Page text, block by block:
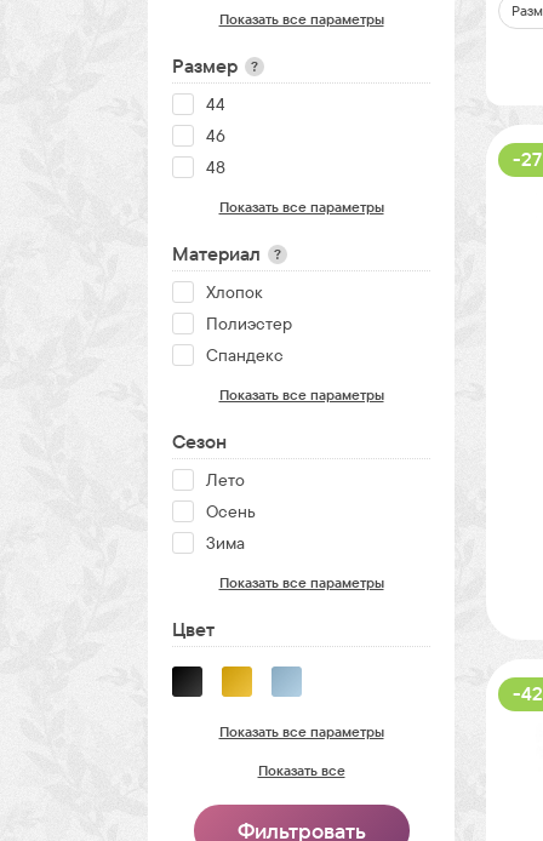
Показать все параметры
Размер ?
44
46
48
Показать все параметры
Материал ?
Хлопок
Полиэстер
Спандекс
Показать все параметры
Сезон
Лето
Осень
Зима
Показать все параметры
Цвет
Показать все параметры
Показать все
-
-